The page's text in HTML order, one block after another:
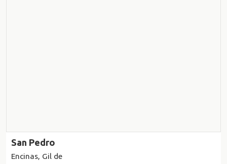
San Pedro
Encinas, Gil de